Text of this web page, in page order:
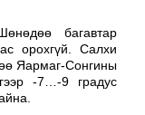
багавтар
орохгүй. Салхи
Яармаг-Сонгины
-7…-9 градус